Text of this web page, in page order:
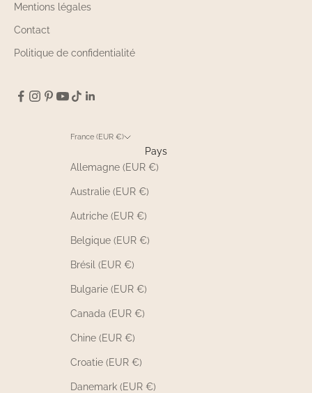
Mentions légales
Contact
Politique de confidentialité
France (EUR €)
Pays
Allemagne (EUR €)
Australie (EUR €)
Autriche (EUR €)
Belgique (EUR €)
Brésil (EUR €)
Bulgarie (EUR €)
Canada (EUR €)
Chine (EUR €)
Croatie (EUR €)
Danemark (EUR €)